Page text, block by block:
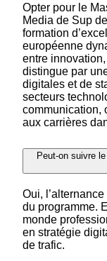
​Opter pour le
Media de Sup
formation
européenne
entre
distingue par
digitales et de
secteurs
communication,
aux carrières
Peut-on suivre
Oui,
du programme.
monde
en stratégie
de trafic.